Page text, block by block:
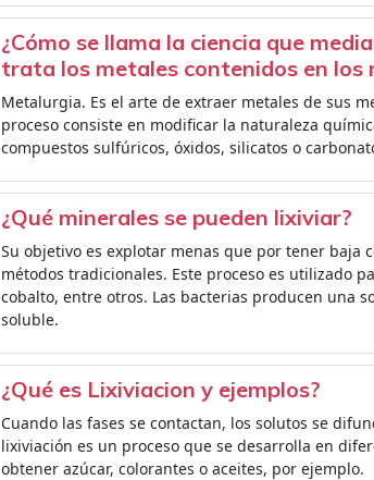
¿Cómo se llama la ciencia que
trata los metales contenidos en los
Metalurgia. Es el arte de extraer metales de sus
proceso consiste en modificar la naturaleza
compuestos sulfúricos, óxidos, silicatos o
¿Qué minerales se pueden lixiviar?
Su objetivo es explotar menas que por tener baja
métodos tradicionales. Este proceso es utilizado
cobalto, entre otros. Las bacterias producen una
soluble.
¿Qué es Lixiviacion y ejemplos?
Cuando las fases se contactan, los solutos se
lixiviación es un proceso que se desarrolla en
obtener azúcar, colorantes o aceites, por ejemplo.